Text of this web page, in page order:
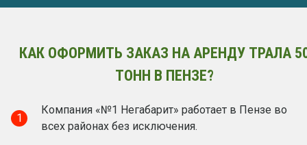
КАК ОФОРМИТЬ ЗАКАЗ НА АРЕНДУ ТРАЛА
ТОНН В ПЕНЗЕ?
1
Компания «№1 Негабарит» работает в Пензе во
всех районах без исключения.